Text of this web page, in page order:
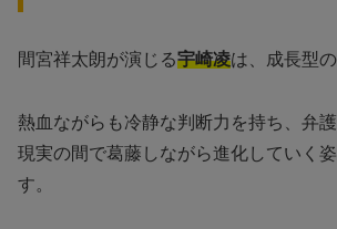
間宮祥太朗が演じる宇崎凌は、成長型の
熱血ながらも冷静な判断力を持ち、弁
現実の間で葛藤しながら進化していく
す。